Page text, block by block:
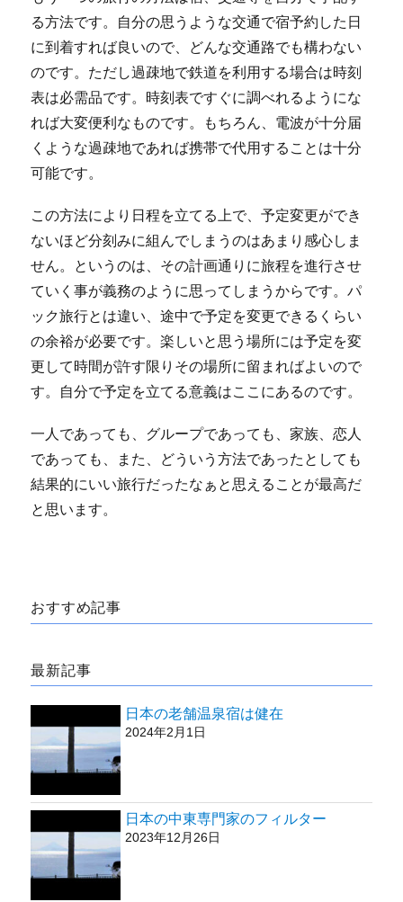
る方法です。自分の思うような交通で宿予約した日
に到着すれば良いので、どんな交通路でも構わない
のです。ただし過疎地で鉄道を利用する場合は時刻
表は必需品です。時刻表ですぐに調べれるようにな
れば大変便利なものです。もちろん、電波が十分届
くような過疎地であれば携帯で代用することは十分
可能です。
この方法により日程を立てる上で、予定変更ができ
ないほど分刻みに組んでしまうのはあまり感心しま
せん。というのは、その計画通りに旅程を進行させ
ていく事が義務のように思ってしまうからです。パ
ック旅行とは違い、途中で予定を変更できるくらい
の余裕が必要です。楽しいと思う場所には予定を変
更して時間が許す限りその場所に留まればよいので
す。自分で予定を立てる意義はここにあるのです。
一人であっても、グループであっても、家族、恋人
であっても、また、どういう方法であったとしても
結果的にいい旅行だったなぁと思えることが最高だ
と思います。
おすすめ記事
最新記事
日本の老舗温泉宿は健在
2024年2月1日
日本の中東専門家のフィルター
2023年12月26日